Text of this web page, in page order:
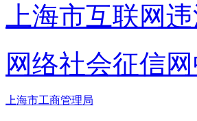
上海市互联网
网络社会征信网
上海市工商管理局